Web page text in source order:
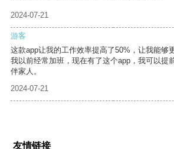
2024-07-21
游客
这款app让我的工作效率提高了50%，让我能够
我以前经常加班，现在有了这个app，我可以提
伴家人。
2024-07-21
友情链接